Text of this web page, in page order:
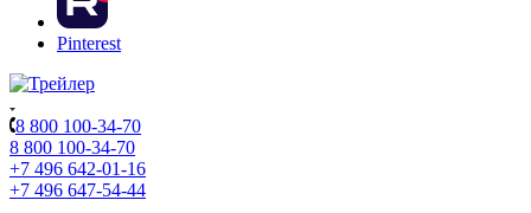
Pinterest
8 800 100-34-70
8 800 100-34-70
+7 496 642-01-16
+7 496 647-54-44